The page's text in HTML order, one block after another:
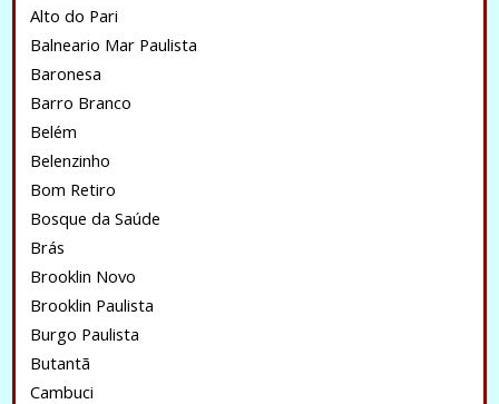
Alto do Pari
Balneario Mar Paulista
Baronesa
Barro Branco
Belém
Belenzinho
Bom Retiro
Bosque da Saúde
Brás
Brooklin Novo
Brooklin Paulista
Burgo Paulista
Butantã
Cambuci